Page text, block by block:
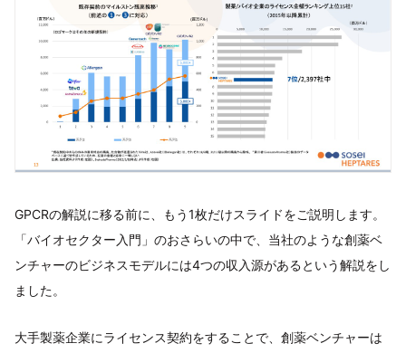
GPCRの解説に移る前に、もう1枚だけスライドをご説明します。
「バイオセクター入門」のおさらいの中で、当社のような創薬ベ
ンチャーのビジネスモデルには4つの収入源があるという解説をし
ました。
大手製薬企業にライセンス契約をすることで、創薬ベンチャーは